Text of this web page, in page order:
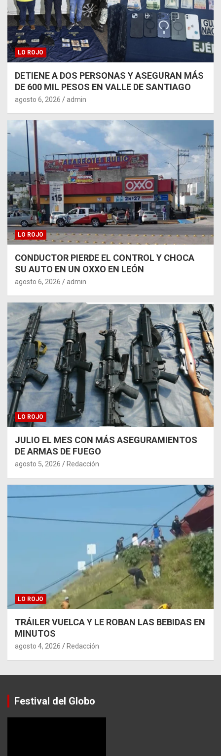
LO ROJO
DETIENE A DOS PERSONAS Y ASEGURAN MÁS
DE 600 MIL PESOS EN VALLE DE SANTIAGO
agosto 6, 2026 admin
LO ROJO
CONDUCTOR PIERDE EL CONTROL Y CHOCA
SU AUTO EN UN OXXO EN LEÓN
agosto 6, 2026 admin
LO ROJO
JULIO EL MES CON MÁS ASEGURAMIENTOS
DE ARMAS DE FUEGO
agosto 5, 2026 Redacción
LO ROJO
TRÁILER VUELCA Y LE ROBAN LAS BEBIDAS EN
MINUTOS
agosto 4, 2026 Redacción
Festival del Globo